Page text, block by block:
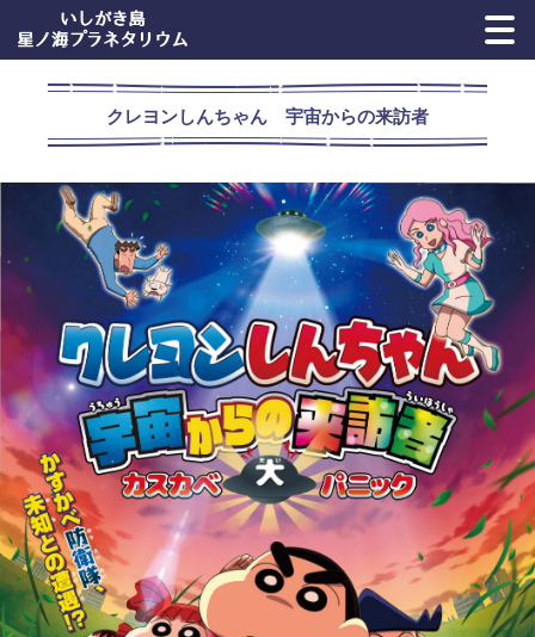
クレヨンしんちゃん 宇宙からの来訪者